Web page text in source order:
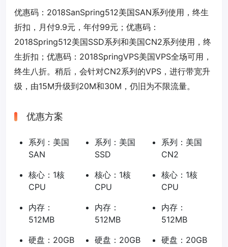
优惠码： 2018SanSpring512美国SAN系列使用，终生
折扣，月付9.9元，年付99元；优惠码：
2018Spring512美国SSD系列和美国CN2系列使用，终
生折扣；优惠码： 2018SpringVPS美国VPS全场可用，
终生八折。稍后，会针对CN2系列的VPS，进行带宽升
级，由15M升级到20M和30M，仍旧为不限流量。
优惠方案
系列：美国
SAN
核心：1核
CPU
内存：
512MB
硬盘：20GB
系列：美国
SSD
核心：1核
CPU
内存：
512MB
硬盘：20GB
系列：美国
CN2
核心：1核
CPU
内存：
512MB
硬盘：20GB